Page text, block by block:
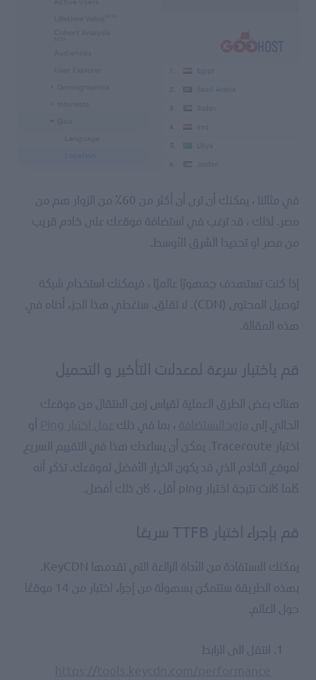
في مثالنا ، يمكنك أن ترى أن أكثر من 60٪ من الزوار هم من
مصر. لذلك ، قد ترغب في استضافة موقعك على خادم قريب
من مصر او تحديدا الشرق الأوسط.
إذا كنت تستهدف جمهورًا عالميًا ، فيمكنك استخدام شبكة
توصيل المحتوى (CDN). لا تقلق. سنغطي هذا الجزء أدناه في
هذه المقالة.
قم باختبار سرعة لمعدلات التأخير و التحميل
هناك بعض الطرق العملية لقياس زمن الانتقال من موقعك
الحالي إلى
، بما في ذلك
أو
اختبار Traceroute. يمكن أن يساعدك هذا في التقييم السريع
لموقع الخادم الذي قد يكون الخيار الأفضل لموقعك. تذكر أنه
كلما كانت نتيجة اختبار ping أقل ، كان ذلك أفضل.
قم بإجراء اختبار TTFB سريعًا
بهذه الطريقة ستتمكن بسهولة من إجراء اختبار من 14 موقعًا
حول العالم.
انتقل الى الرابط